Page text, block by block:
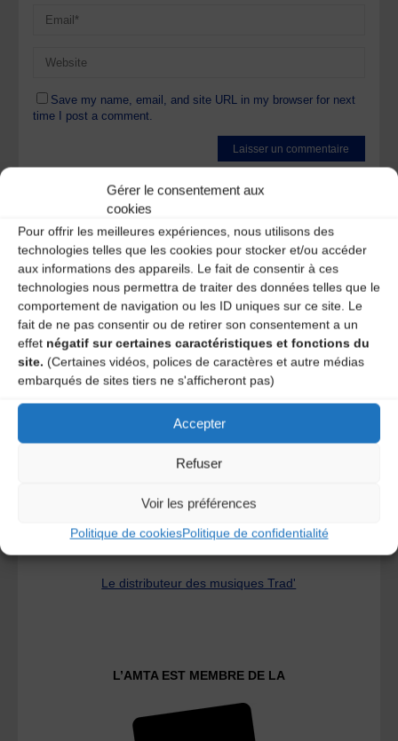
Gérer le consentement aux
cookies
Pour offrir les meilleures expériences, nous utilisons des
technologies telles que les cookies pour stocker et/ou accéder
aux informations des appareils. Le fait de consentir à ces
technologies nous permettra de traiter des données telles que le
comportement de navigation ou les ID uniques sur ce site. Le
fait de ne pas consentir ou de retirer son consentement a un
effet négatif sur certaines caractéristiques et fonctions du
site. (Certaines vidéos, polices de caractères et autre médias
embarqués de sites tiers ne s'afficheront pas)
Accepter
Refuser
Voir les préférences
Politique de cookiesPolitique de confidentialité
Save my name, email, and site URL in my browser for next
time I post a comment.
Ce site utilise Akismet pour réduire les indésirables.
savoir plus sur la façon dont les données de vos
commentaires sont traitées
A DECOUVRIR :
Le distributeur des musiques Trad'
L’AMTA EST MEMBRE DE LA